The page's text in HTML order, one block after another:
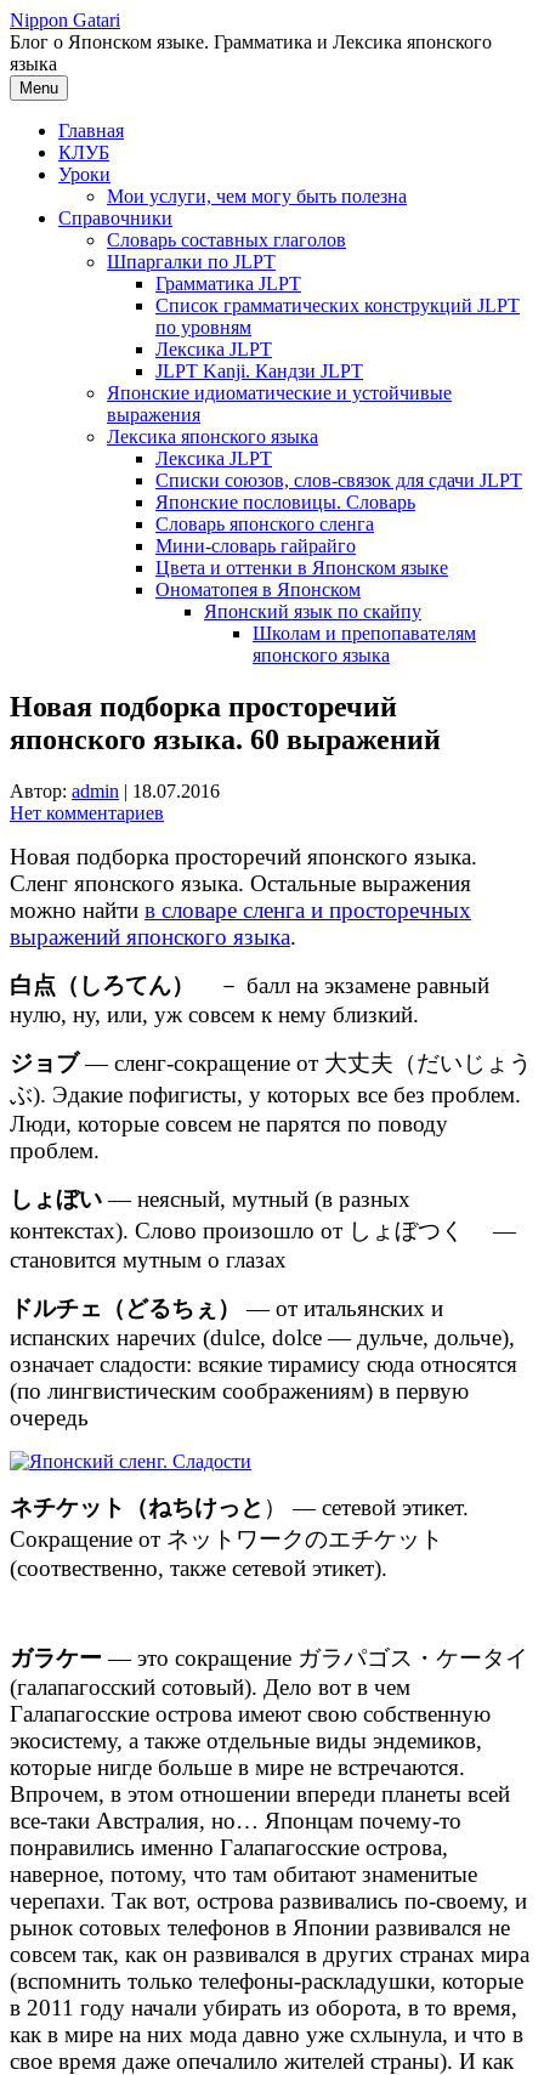
Перейти
к
содержимому
Nippon Gatari
Блог о Японском языке. Грамматика и Лексика японского
языка
Menu
Главная
КЛУБ
Уроки
Мои услуги, чем могу быть полезна
Справочники
Словарь составных глаголов
Шпаргалки по JLPT
Грамматика JLPT
Список грамматических конструкций JLPT
по уровням
Лексика JLPT
JLPT Kanji. Кандзи JLPT
Японские идиоматические и устойчивые
выражения
Лексика японского языка
Лексика JLPT
Списки союзов, слов-связок для сдачи JLPT
Японские пословицы. Словарь
Словарь японского сленга
Мини-словарь гайрайго
Цвета и оттенки в Японском языке
Ономатопея в Японском
Японский язык по скайпу
Школам и препопавателям
японского языка
Новая подборка просторечий
японского языка. 60 выражений
Автор: admin | 18.07.2016
Нет комментариев
Новая подборка просторечий японского языка.
Сленг японского языка. Остальные выражения
можно найти в словаре сленга и просторечных
выражений японского языка.
白点（しろてん）
－ балл на экзамене равный
нулю, ну, или, уж совсем к нему близкий.
ジョブ— сленг-сокращение от 大丈夫（だいじょう
ぶ). Эдакие пофигисты, у которых все без проблем.
Люди, которые совсем не парятся по поводу
проблем.
しょぼい— неясный, мутный (в разных
контекстах). Слово произошло от しょぼつく —
становится мутным о глазах
ドルチェ（どるちぇ）
— от итальянских и
испанских наречих (dulce, dolce — дульче, дольче),
означает сладости: всякие тирамису сюда относятся
(по лингвистическим соображениям) в первую
очередь
ネチケット（ねちけっと ） — сетевой этикет.
Сокращение от ネットワークのエチケット
(соотвественно, также сетевой этикет).
ガラケー — это сокращение ガラパゴス・ケータイ
(галапагосский сотовый). Дело вот в чем
Галапагосские острова имеют свою собственную
экосистему, а также отдельные виды эндемиков,
которые нигде больше в мире не встречаются.
Впрочем, в этом отношении впереди планеты всей
все-таки Австралия, но… Японцам почему-то
понравились именно Галапагосские острова,
наверное, потому, что там обитают знаменитые
черепахи. Так вот, острова развивались по-своему, и
рынок сотовых телефонов в Японии развивался не
совсем так, как он развивался в других странах мира
(вспомнить только телефоны-раскладушки, которые
в 2011 году начали убирать из оборота, в то время,
как в мире на них мода давно уже схлынула, и что в
свое время даже опечалило жителей страны). И как